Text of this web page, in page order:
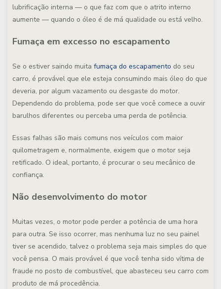
lubrificação interna — o que faz com que o atrito interno
aumente — quando o óleo é de má qualidade ou está velho.
Fumaça em excesso no escapamento
Se o estiver saindo muita fumaça do escapamento do seu
carro, é provável que ele esteja consumindo mais óleo do que
deveria, por algum vazamento ou desgaste do motor.
Dependendo do problema, pode ser que você comece a ouvir
barulhos diferentes ou perceba uma perda de potência.
Essas falhas são mais comuns nos veículos com maior
quilometragem e, normalmente, exigem que o motor seja
retificado. O ideal, portanto, é procurar o seu mecânico de
confiança.
Não desenvolvimento do motor
Muitas vezes, o motor pode perder a potência de uma hora
para outra. Se isso ocorrer, mas nenhuma luz no seu painel
tiver se acendido, talvez o problema seja mais simples do que
você pensa. O mais provável é que você tenha sido vítima de
fraude no posto de combustível, que abasteceu seu carro com
produto de má procedência.